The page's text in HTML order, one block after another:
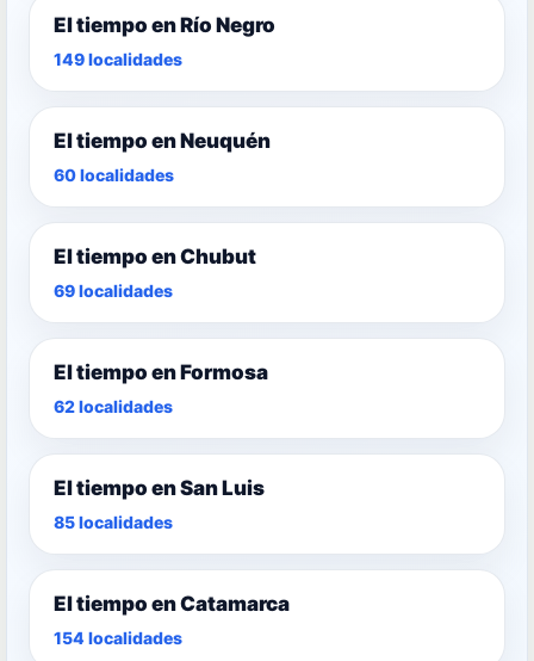
El tiempo en Río Negro
149 localidades
El tiempo en Neuquén
60 localidades
El tiempo en Chubut
69 localidades
El tiempo en Formosa
62 localidades
El tiempo en San Luis
85 localidades
El tiempo en Catamarca
154 localidades